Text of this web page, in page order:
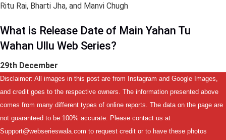
Ritu Rai, Bharti Jha, and Manvi Chugh
What is Release Date of Main Yahan Tu
Wahan Ullu Web Series?
29th December
Disclaimer: All images in this post are from Instagram and Google Images,
and credit goes to the respective owners. The information presented above
comes from many different types of online reports. The data on the page are
not guaranteed to be 100% accurate. Please contact us at
Support@webserieswala.com to request credit or to have these photos